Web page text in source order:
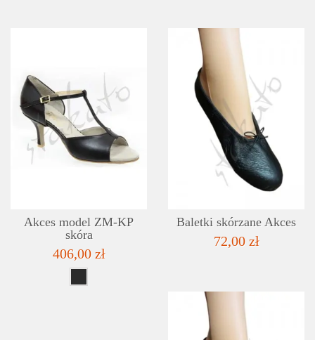
LISTA ŻYCZEŃ
SZCZEGÓŁY
Akces model ZM-KP
skóra
406,00 zł
Baletki skórzane Akces
72,00 zł